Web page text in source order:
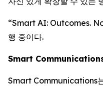
“Smart AI: Outcomes.
행 중이다.
Smart
Smart Communications